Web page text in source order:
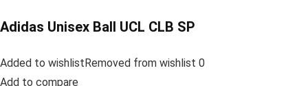
Adidas Unisex Ball UCL CLB SP
Added to wishlistRemoved from wishlist 0
Add to compare